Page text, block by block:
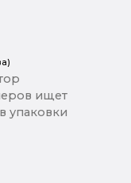
ищет
упаковки